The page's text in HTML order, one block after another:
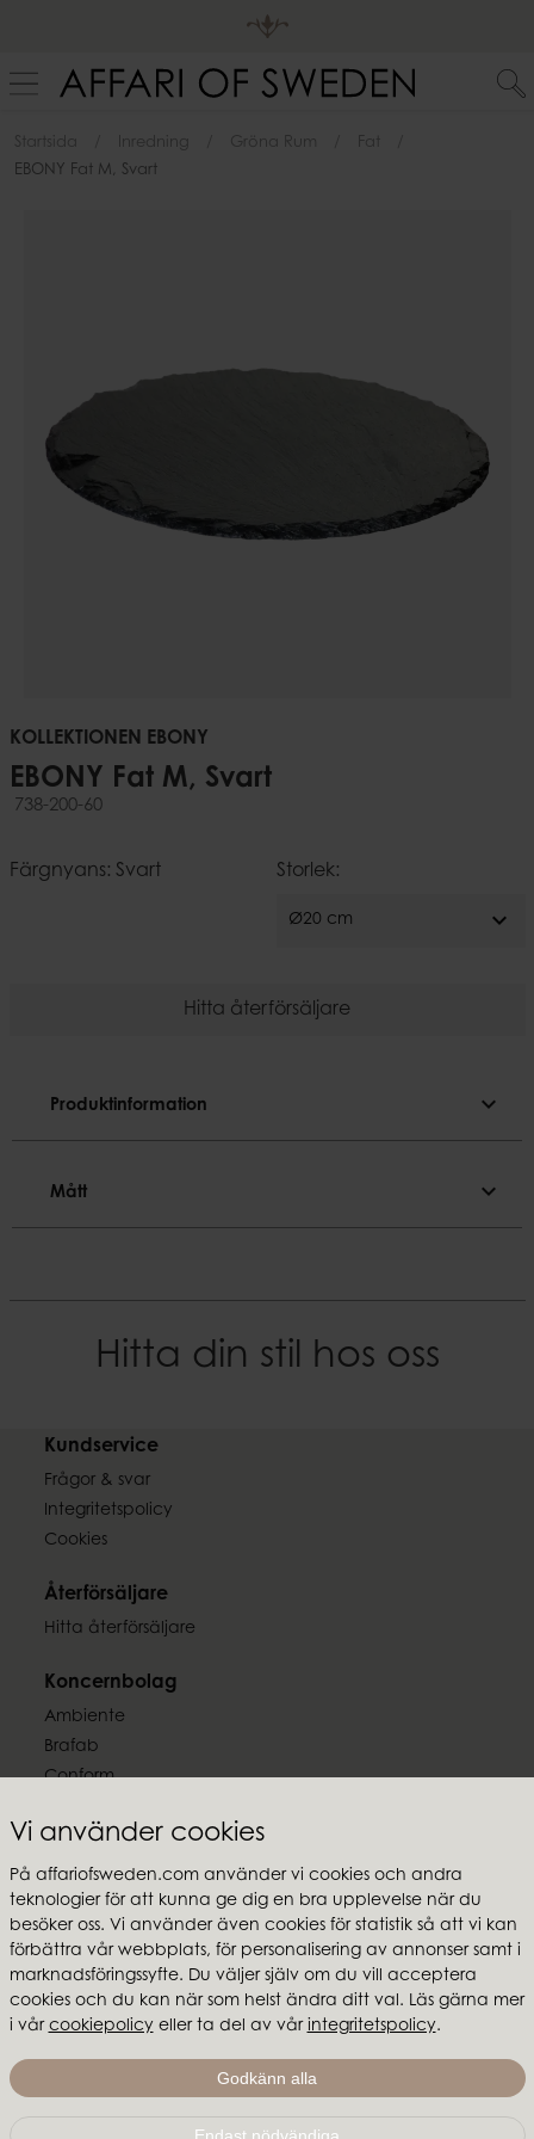
Vi använder cookies
På affariofsweden.com använder vi cookies och andra
teknologier för att kunna ge dig en bra upplevelse när du
besöker oss. Vi använder även cookies för statistik så att vi kan
förbättra vår webbplats, för personalisering av annonser samt i
marknadsföringssyfte. Du väljer själv om du vill acceptera
cookies och du kan när som helst ändra ditt val. Läs gärna mer
i vår cookiepolicyeller ta del av vår integritetspolicy.
Godkänn alla
Startsida Inredning Gröna Rum
EBONY Fat M, Svart
KOLLEKTIONEN EBONY
EBONY Fat M, Svart
738-200-60
Färgnyans: Svart Storlek:
Ø20 cm expand_more
Hitta återförsäljare
Produktinformation expand_more
Färgnyans
Svart
EAN-kod
Mått expand_more
Hitta din stil hos oss
Kundservice
Frågor & svar
Integritetspolicy
Cookies
Återförsäljare
Hitta återförsäljare
Koncernbolag
Ambiente
Brafab
Conform
MTI
Följ oss
Affari of Sweden
Om oss